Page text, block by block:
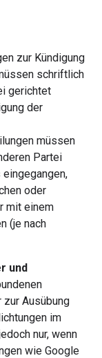
zur Kündigung
schriftlich
gerichtet
der
müssen
Partei
oder
mit einem
(je nach
und
zur Ausübung
im
nur, wenn
wie Google